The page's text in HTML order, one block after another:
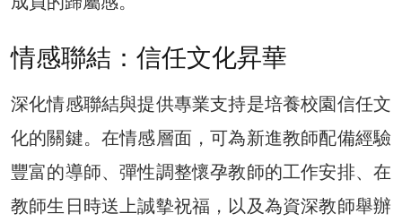
情感聯結：信任文化昇華
深化情感聯結與提供專業支持是培養校園信任文
化的關鍵。在情感層面，可為新進教師配備經驗
豐富的導師、彈性調整懷孕教師的工作安排、在
教師生日時送上誠摰祝福，以及為資深教師舉辦